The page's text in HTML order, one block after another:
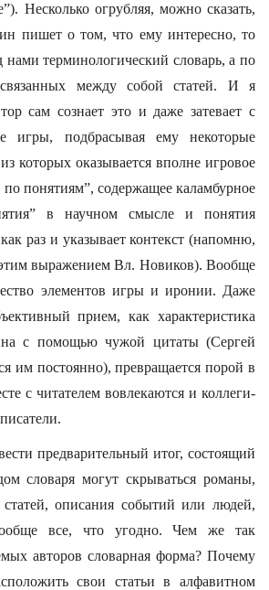
Несколько огрубляя, можно сказать,
пишет о том, что ему интересно, то
нами терминологический словарь, а по
между собой статей. И я
сам сознает это и даже затевает с
игры, подбрасывая ему некоторые
которых оказывается вполне игровое
понятиям”, содержащее каламбурное
в научном смысле и понятия
раз и указывает контекст (напомню,
выражением Вл. Новиков). Вообще
элементов игры и иронии. Даже
прием, как характеристика
с помощью чужой цитаты (Сергей
им постоянно), превращается порой в
с читателем вовлекаются и коллеги-
предварительный итог, состоящий
словаря могут скрываться романы,
описания событий или людей,
все, что угодно. Чем же так
авторов словарная форма? Почему
свои статьи в алфавитном